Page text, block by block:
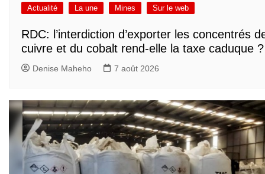
Actualité La une Mines Sur le web
RDC: l’interdiction d’exporter les concentrés
cuivre et du cobalt rend-elle la taxe caduque ?
Denise Maheho 7 août 2026